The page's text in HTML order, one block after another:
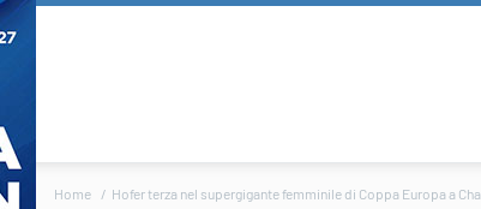
Home Hofer terza nel supergigante femminile di Coppa Europa a